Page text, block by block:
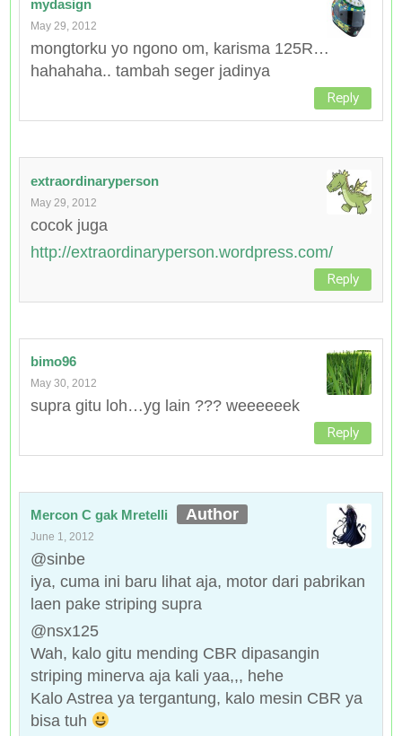
mydasign
May 29, 2012
mongtorku yo ngono om, karisma 125R…
hahahaha.. tambah seger jadinya
Reply
extraordinaryperson
May 29, 2012
cocok juga
http://extraordinaryperson.wordpress.com/
Reply
bimo96
May 30, 2012
supra gitu loh…yg lain ??? weeeeeek
Reply
Mercon C gak Mretelli
June 1, 2012
@sinbe
iya, cuma ini baru lihat aja, motor dari pabrikan
laen pake striping supra
@nsx125
Wah, kalo gitu mending CBR dipasangin
striping minerva aja kali yaa,,, hehe
Kalo Astrea ya tergantung, kalo mesin CBR ya
bisa tuh